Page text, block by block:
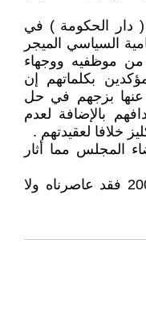
دار الحكومة ) في
السياسي الميجر
موظفيه ووجهاء
بكلماتهم إن
عنها بزجهم في حل
بالإضافة لعدم
خلافا لعقيدتهم .
المجلس مما أثار
اما بالنسبة لمجلس الحكم سنة 2003 فقد عاصرناه ولا